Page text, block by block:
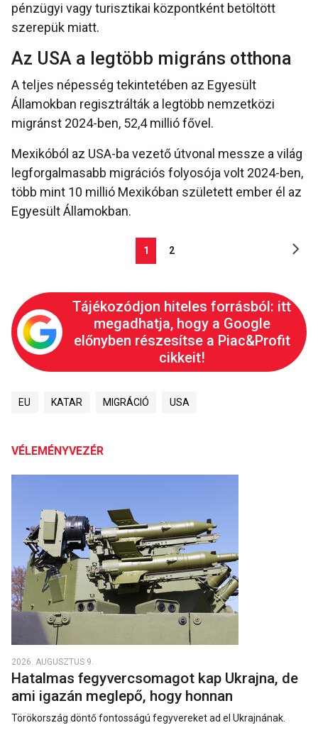
pénzügyi vagy turisztikai központként betöltött
szerepük miatt.
Az USA a legtöbb migráns otthona
A teljes népesség tekintetében az Egyesült
Államokban regisztrálták a legtöbb nemzetközi
migránst 2024-ben, 52,4 millió fővel.
Mexikóból az USA-ba vezető útvonal messze a világ
legforgalmasabb migrációs folyosója volt 2024-ben,
több mint 10 millió Mexikóban született ember él az
Egyesült Államokban.
1 2
Tájékozódjon hiteles forrásból: itt
megadhatja, hogy a Google
előnyben részesítse a Piac&Profit
cikkeit!
EU KATAR MIGRÁCIÓ USA
VÉLEMÉNYVEZÉR
2026. AUGUSZTUS 9.
Hatalmas fegyvercsomagot kap Ukrajna, de
ami igazán meglepő, hogy honnan
Törökország döntő fontosságú fegyvereket ad el Ukrajnának.